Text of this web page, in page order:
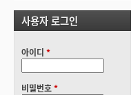
사용자 로그인
아이디 *
비밀번호*